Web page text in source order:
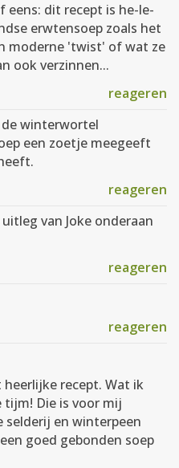
eens: dit recept is he-le-
erwtensoep zoals het
moderne 'twist' of wat ze
ook verzinnen...
reageren
de winterwortel
een zoetje meegeeft
reageren
van Joke onderaan
reageren
reageren
heerlijke recept. Wat ik
tijm! Die is voor mij
selderij en winterpeen
goed gebonden soep